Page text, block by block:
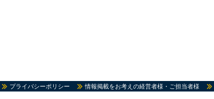
プライバシーポリシー 情報掲載をお考えの経営者様・ご担当者様